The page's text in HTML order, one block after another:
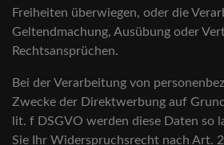
Freiheiten überwiegen, oder die
Geltendmachung, Ausübung oder
Rechtsansprüchen.
Bei der Verarbeitung von
Zwecke der Direktwerbung auf
lit. f DSGVO werden diese Daten so
Sie Ihr Widerspruchsrecht nach Art.